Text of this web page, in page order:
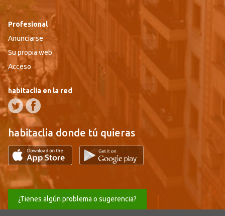
Profesional
Anunciarse
Su propia web
Acceso
habitaclia en la red
habitaclia donde tú quieras
¿Tienes algún problema o sugerencia?